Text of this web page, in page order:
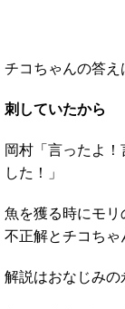
チコちゃんの答え
刺していたから
岡村「言ったよ
した！」
魚を獲る時にモ
不正解とチコちゃ
解説はおなじみの